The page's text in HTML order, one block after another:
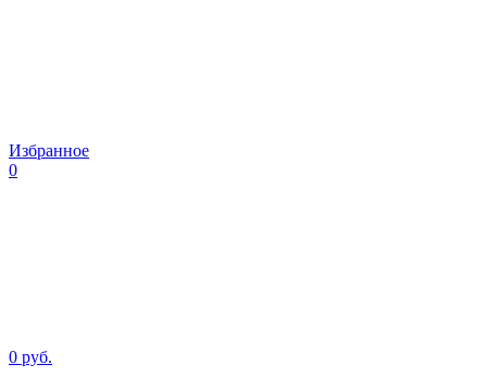
Избранное
0
0 руб.